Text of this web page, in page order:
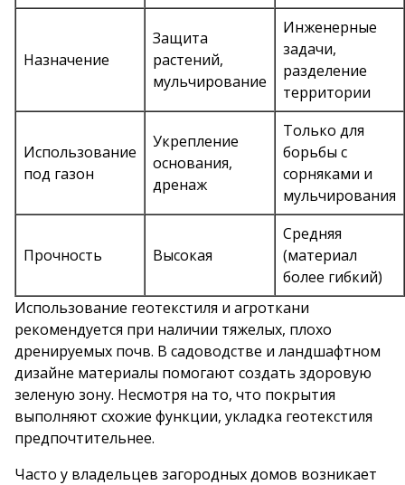
Назначение
Защита
растений,
мульчирование
Инженерные
задачи,
разделение
территории
Использование
под газон
Укрепление
основания,
дренаж
Только для
борьбы с
сорняками и
мульчирования
Прочность Высокая
Средняя
(материал
более гибкий)
Использование геотекстиля и агроткани
рекомендуется при наличии тяжелых, плохо
дренируемых почв. В садоводстве и ландшафтном
дизайне материалы помогают создать здоровую
зеленую зону. Несмотря на то, что покрытия
выполняют схожие функции, укладка геотекстиля
предпочтительнее.
Часто у владельцев загородных домов возникает